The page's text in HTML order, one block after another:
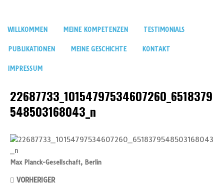
WILLKOMMEN MEINE KOMPETENZEN TESTIMONIALS
PUBLIKATIONEN MEINE GESCHICHTE KONTAKT
IMPRESSUM
22687733_10154797534607260_6518379
548503168043_n
Max Planck-Gesellschaft, Berlin
VORHERIGER